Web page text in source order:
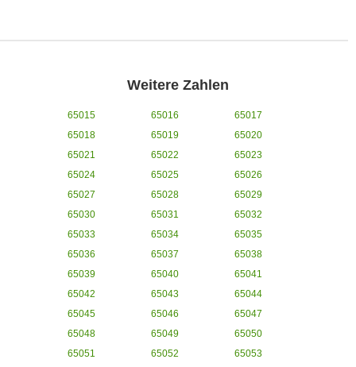
Weitere Zahlen
65015 65016
65017
65018
65019
65020
65021
65022
65023
65024
65025
65026
65027
65028
65029
65030
65031
65032
65033
65034
65035
65036
65037
65038
65039
65040
65041
65042
65043
65044
65045
65046
65047
65048
65049
65050
65051
65052
65053